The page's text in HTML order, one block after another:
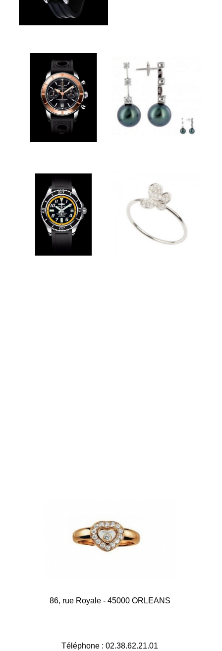
86, rue Royale - 45000 ORLEANS
Téléphone : 02.38.62.21.01